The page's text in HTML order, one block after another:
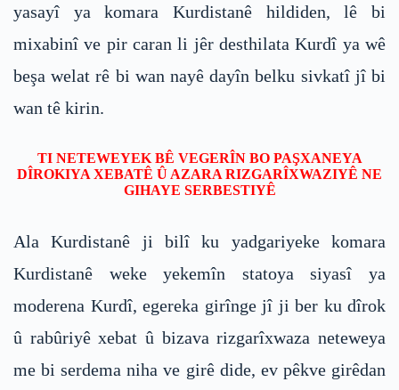
yasayî ya komara Kurdistanê hildiden, lê bi
mixabinî ve pir caran li jêr desthilata Kurdî ya wê
beşa welat rê bi wan nayê dayîn belku sivkatî jî bi
wan tê kirin.
TI NETEWEYEK BÊ VEGERÎN BO PAŞXANEYA
DÎROKIYA XEBATÊ Û AZARA RIZGARÎXWAZIYÊ NE
GIHAYE SERBESTIYÊ
Ala Kurdistanê ji bilî ku yadgariyeke komara
Kurdistanê weke yekemîn statoya siyasî ya
moderena Kurdî, egereka girînge jî ji ber ku dîrok
û rabûriyê xebat û bizava rizgarîxwaza neteweya
me bi serdema niha ve girê dide, ev pêkve girêdan